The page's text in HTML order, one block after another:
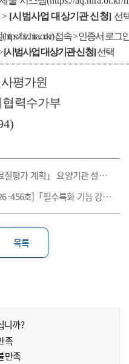
> [시범사업 대상기관 신청] 선
(https://biz.hira.or.kr)접속>인증서 로그
[시범사업 대상기관신청]선택
평가원
력수가부
「2026년 종합병원 의료질평가 계획」 요양기관 설명회 영상 게시 안내
[보건복지부 공고 제2026 -456호]「필수특화 기능 강화 지원사업」신규 참여기관 공모
목록
니까?
족
만족